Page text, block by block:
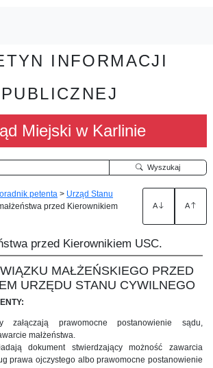
INFORMACJI
PUBLICZNEJ
Miejski w Karlinie
Wyszukaj
petenta > Urząd Stanu
przed Kierownikiem
A A
przed Kierownikiem USC.
MAŁŻEŃSKIEGO PRZED
URZĘDU STANU CYWILNEGO
załączają prawomocne postanowienie sądu,
małżeństwa.
dokument stwierdzający możność zawarcia
prawa ojczystego albo prawomocne postanowienie